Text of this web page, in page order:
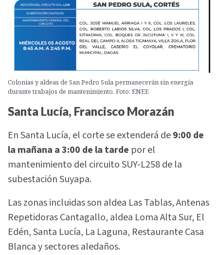
Colonias y aldeas de San Pedro Sula permanecerán sin energía
durante trabajos de mantenimiento. Foto: ENEE
Santa Lucía, Francisco Morazán
En Santa Lucía, el corte se extenderá de9:00 de
la mañana a 3:00 de la tarde por el
mantenimiento del circuito SUY-L258 de la
subestación Suyapa.
Las zonas incluidas son aldea Las Tablas, Antenas
Repetidoras Cantagallo, aldea Loma Alta Sur, El
Edén, Santa Lucía, La Laguna, Restaurante Casa
Blanca y sectores aledaños.